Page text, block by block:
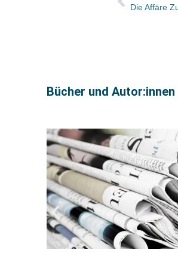
Die Affäre
Bücher und